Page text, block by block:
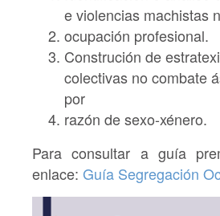
e violencias machistas
ocupación profesional.
Construción de
colectivas no combate
por
razón de sexo-xénero.
Para consultar a guía
enlace: Guía Segregación